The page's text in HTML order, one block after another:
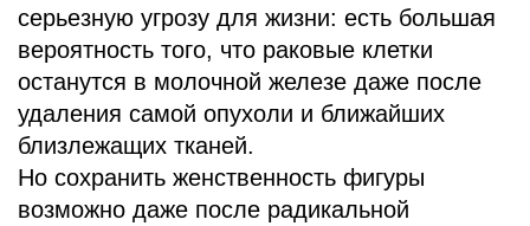
серьезную угрозу для жизни: есть большая
вероятность того, что раковые клетки
останутся в молочной железе даже после
удаления самой опухоли и ближайших
близлежащих тканей.
Но сохранить женственность фигуры
возможно даже после радикальной